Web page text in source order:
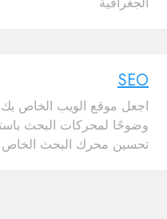
SEO
اجعل موقع الويب الخاص بك
وضوحًا لمحركات البحث
تحسين محرك البحث الخاص